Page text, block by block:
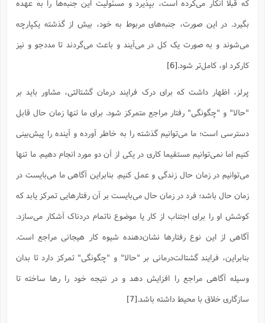
که قبلا انکار می‌کرده است، بپذیرد و مسئولیت این جنبه‌ها را به عهده
بگیرد. در این صورت، جنبه‌های مربوط به خود، بیش از گذشته یکپارچه
می‌شوند و به صورت یک کل در می‌آیند و باعث می‌گردند تا مددجو و نیز
کارکرد او، کامل‌تر شود.[6]
پرلز، اظهار داشت که برای درک فرایند درمان گشتالتی، مشاور باید بر
"حالا" و "چگونگی" رفتار مراجع متمرکز شود. برای ما تنها زمان حال قابل
دسترسی است؛ ما می‌توانیم گذشته را به خاطر آورده و آینده را پیش‌بینی
کنیم اما نمی‌توانیم مستقیما کاری در یکی از آن دو مورد انجام دهیم. ما تنها
می‌توانیم در زمان حال زندگی و عمل کنیم. بنابراین آگاهی ما می‌بایست در
زمان حال باشد؛ فرد در زمان حال می‌بایست بر آن رفتارهایی تمرکز یابد که
کوشش او را برای اجتناب از کار یا موضوع ناتمام دردناک آشکار می‌سازد.
آگاهی از این نوع رفتارها نشان‌دهنده شیوه کار هیجانی مراجع است.
بنابراین، فرایند گشتالت‌درمانی بر "حالا" و "چگونگی" تمرکز دارد تا بدان
وسیله آگاهی مراجع را افزایش دهد و در نتیجه خود را رها ساخته تا
سازگاری خلاق با محیط داشته باشد.[7]